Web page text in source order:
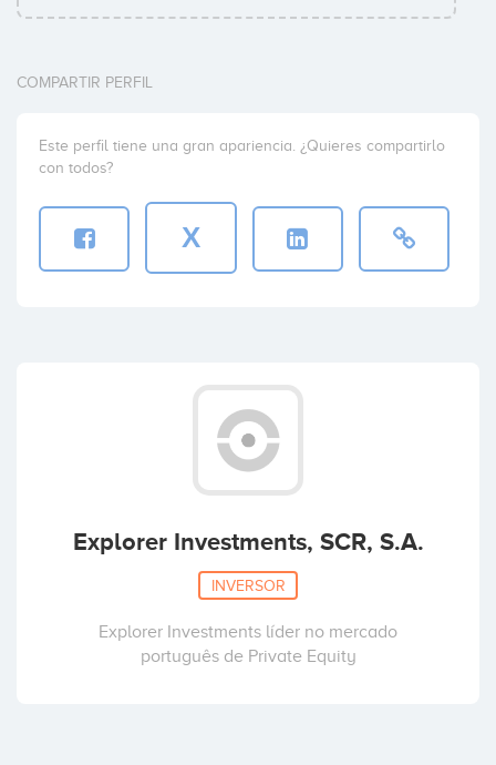
COMPARTIR PERFIL
Este perfil tiene una gran apariencia. ¿Quieres compartirlo
con todos?
X
Explorer Investments, SCR, S.A.
INVERSOR
Explorer Investments líder no mercado
português de Private Equity